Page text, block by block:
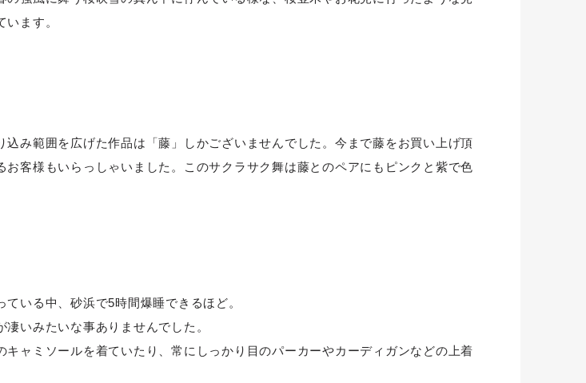
ます。
み範囲を広げた作品は「藤」しかございませんでした。今まで藤をお買い上げ頂
客様もいらっしゃいました。このサクラサク舞は藤とのペアにもピンクと紫で色
いる中、砂浜で5時間爆睡できるほど。
いみたいな事ありませんでした。
ャミソールを着ていたり、常にしっかり目のパーカーやカーディガンなどの上着